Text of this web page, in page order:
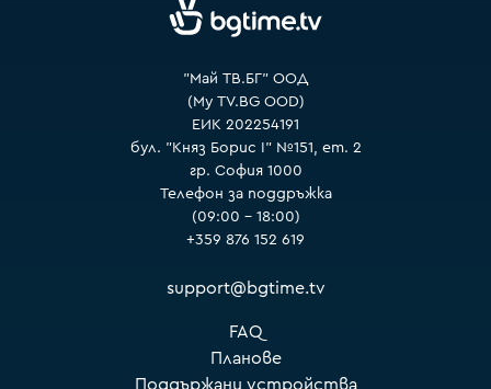
"Май ТВ.БГ" ООД
(My TV.BG OOD)
ЕИК 202254191
бул. "Княз Борис I" №151, ет. 2
гр. София 1000
Телефон за поддръжка
(09:00 – 18:00)
+359 876 152 619
support@bgtime.tv
FAQ
Планове
Поддържани устройства